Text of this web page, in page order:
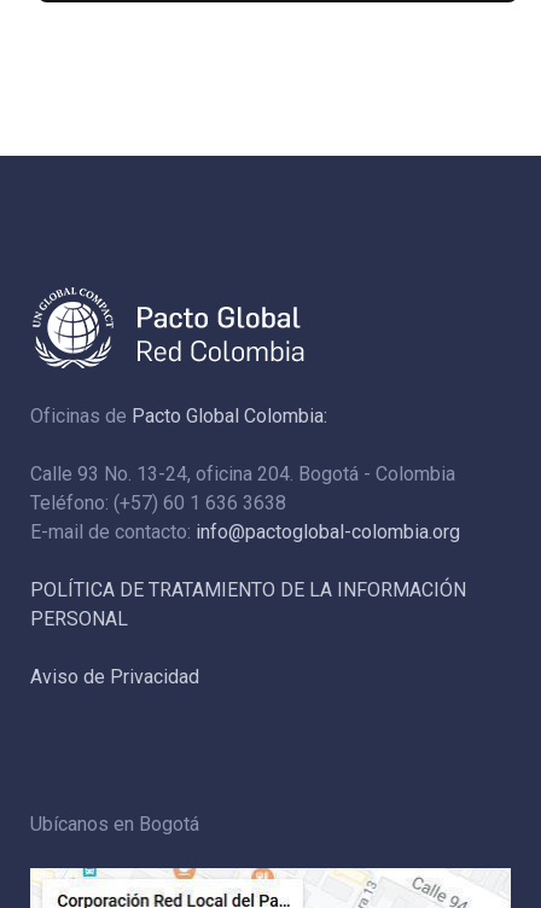
Oficinas de Pacto Global Colombia:
Calle 93 No. 13-24, oficina 204. Bogotá - Colombia
Teléfono: (+57) 60 1 636 3638
E-mail de contacto: info@pactoglobal-colombia.org
POLÍTICA DE TRATAMIENTO DE LA INFORMACIÓN
PERSONAL
Aviso de Privacidad
Ubícanos en Bogotá